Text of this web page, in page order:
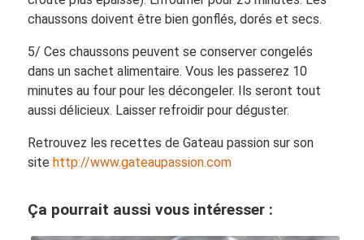
chaussons doivent être bien gonflés, dorés et secs.
5/ Ces chaussons peuvent se conserver congelés
dans un sachet alimentaire. Vous les passerez 10
minutes au four pour les décongeler. Ils seront tout
aussi délicieux. Laisser refroidir pour déguster.
Retrouvez les recettes de Gateau passion sur son
site http://www.gateaupassion.com
Ça pourrait aussi vous intéresser :